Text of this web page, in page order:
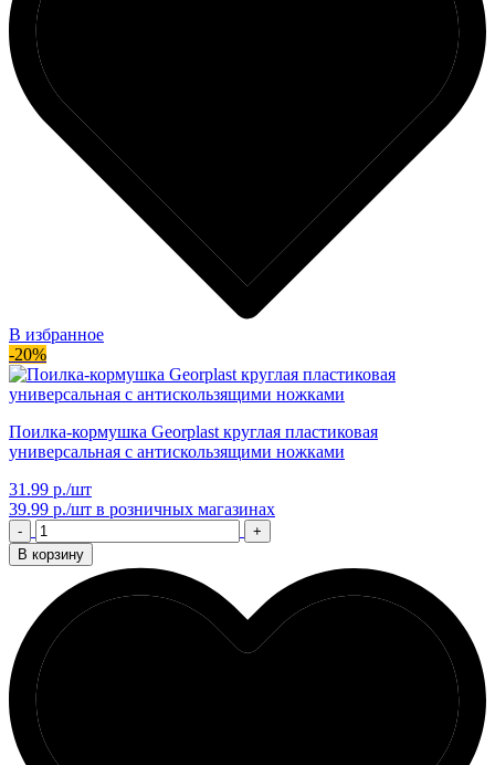
В избранное
-20%
Поилка-кормушка Georplast круглая пластиковая
универсальная с антискользящими ножками
31.99 р./шт
39.99 р./шт в розничных магазинах
-
+
В корзину